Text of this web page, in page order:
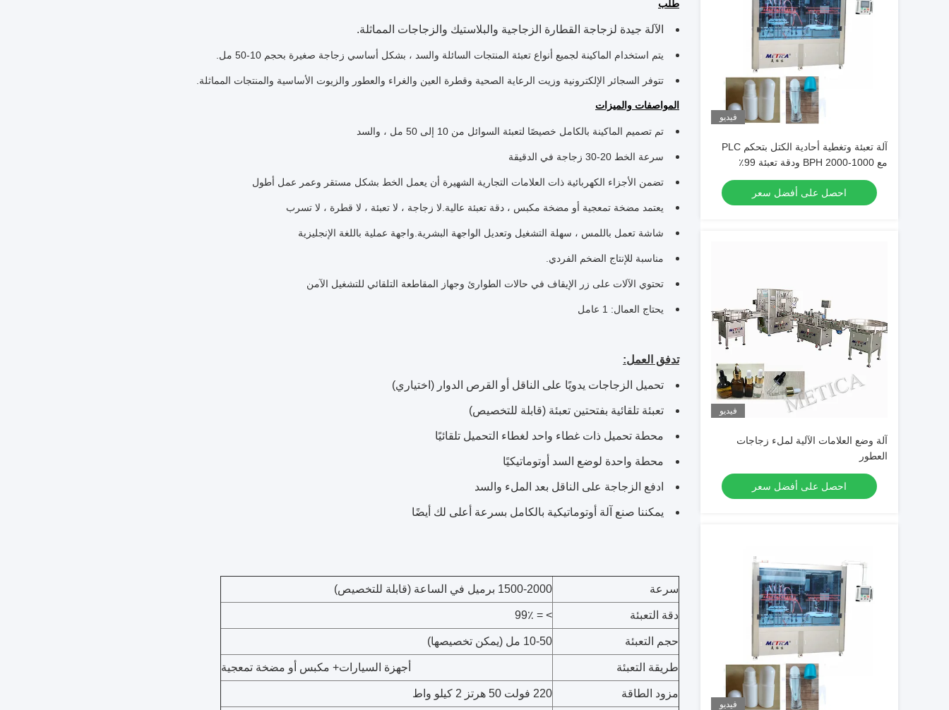
فيديو
آلة تعبئة وتغطية أحادية الكتل بتحكم PLC
مع 1000-2000 BPH ودقة تعبئة 99٪
للزجاجات القائمة على القشرة
احصل على أفضل سعر
فيديو
آلة وضع العلامات الآلية لملء زجاجات
العطور
احصل على أفضل سعر
فيديو
طلب
الآلة جيدة لزجاجة القطارة الزجاجية والبلاستيك والزجاجات المماثلة.
يتم استخدام الماكينة لجميع أنواع تعبئة المنتجات السائلة والسد ، بشكل أساسي زجاجة صغيرة بحجم 10-50 مل.
تتوفر السجائر الإلكترونية وزيت الرعاية الصحية وقطرة العين والغراء والعطور والزيوت الأساسية والمنتجات المماثلة.
المواصفات والميزات
تم تصميم الماكينة بالكامل خصيصًا لتعبئة السوائل من 10 إلى 50 مل ، والسد
سرعة الخط 20-30 زجاجة في الدقيقة
تضمن الأجزاء الكهربائية ذات العلامات التجارية الشهيرة أن يعمل الخط بشكل مستقر وعمر عمل أطول
يعتمد مضخة تمعجية أو مضخة مكبس ، دقة تعبئة عالية.لا زجاجة ، لا تعبئة ، لا قطرة ، لا تسرب
شاشة تعمل باللمس ، سهلة التشغيل وتعديل الواجهة البشرية.واجهة عملية باللغة الإنجليزية
مناسبة للإنتاج الضخم الفردي.
تحتوي الآلات على زر الإيقاف في حالات الطوارئ وجهاز المقاطعة التلقائي للتشغيل الآمن
يحتاج العمال: 1 عامل
تدفق العمل:
تحميل الزجاجات يدويًا على الناقل أو القرص الدوار (اختياري)
تعبئة تلقائية بفتحتين تعبئة (قابلة للتخصيص)
محطة تحميل ذات غطاء واحد لغطاء التحميل تلقائيًا
محطة واحدة لوضع السد أوتوماتيكيًا
ادفع الزجاجة على الناقل بعد الملء والسد
يمكننا صنع آلة أوتوماتيكية بالكامل بسرعة أعلى لك أيضًا
سرعة 1500-2000 برميل في الساعة (قابلة للتخصيص)
دقة التعبئة > = 99٪
حجم التعبئة 10-50 مل (يمكن تخصيصها)
طريقة التعبئة أجهزة السيارات+ مكبس أو مضخة تمعجية
مزود الطاقة 220 فولت 50 هرتز 2 كيلو واط